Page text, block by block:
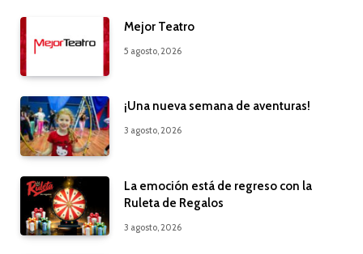
Mejor Teatro
5 agosto, 2026
¡Una nueva semana de aventuras!
3 agosto, 2026
La emoción está de regreso con la
Ruleta de Regalos
3 agosto, 2026